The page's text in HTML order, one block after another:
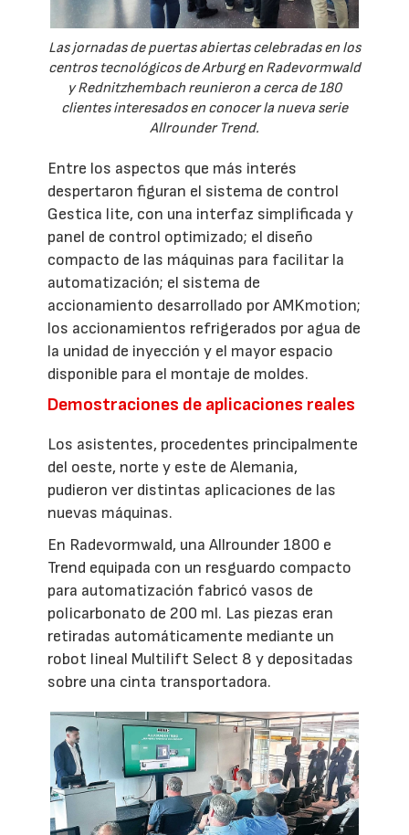
Las jornadas de puertas abiertas celebradas en los
centros tecnológicos de Arburg en Radevormwald
y Rednitzhembach reunieron a cerca de 180
clientes interesados en conocer la nueva serie
Allrounder Trend.
Entre los aspectos que más interés
despertaron figuran el sistema de control
Gestica lite, con una interfaz simplificada y
panel de control optimizado; el diseño
compacto de las máquinas para facilitar la
automatización; el sistema de
accionamiento desarrollado por AMKmotion;
los accionamientos refrigerados por agua de
la unidad de inyección y el mayor espacio
disponible para el montaje de moldes.
Demostraciones de aplicaciones reales
Los asistentes, procedentes principalmente
del oeste, norte y este de Alemania,
pudieron ver distintas aplicaciones de las
nuevas máquinas.
En Radevormwald, una Allrounder 1800 e
Trend equipada con un resguardo compacto
para automatización fabricó vasos de
policarbonato de 200 ml. Las piezas eran
retiradas automáticamente mediante un
robot lineal Multilift Select 8 y depositadas
sobre una cinta transportadora.